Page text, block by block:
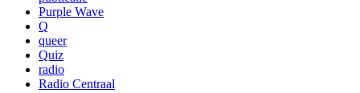
Purple Wave
Q
queer
Quiz
radio
Radio Centraal